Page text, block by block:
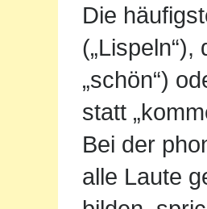
Die
„schön“)
statt
Bei der
alle Laute